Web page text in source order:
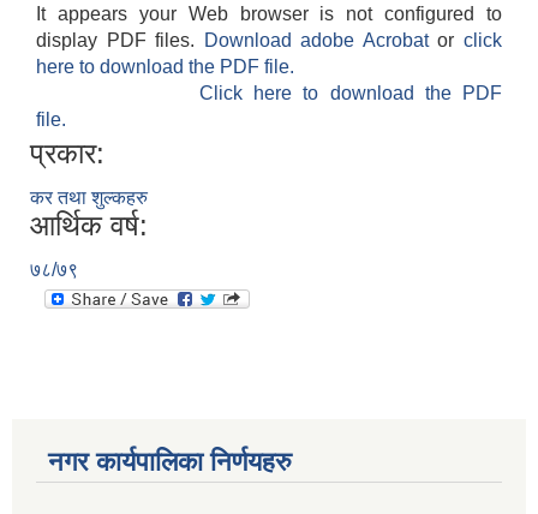
It appears your Web browser is not configured to
display PDF files.
Download adobe Acrobatorclick
here to download the PDF file.
Click here to download the PDF
file.
प्रकार:
कर तथा शुल्कहरु
आर्थिक वर्ष:
७८/७९
नगर कार्यपालिका निर्णयहरु